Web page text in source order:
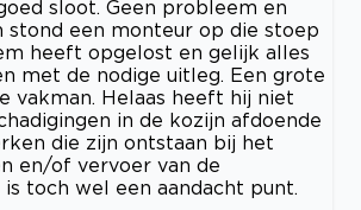
sloot. Geen probleem en
stond een monteur op die stoep
heeft opgelost en gelijk alles
met de nodige uitleg. Een grote
vakman. Helaas heeft hij niet
in de kozijn afdoende
die zijn ontstaan bij het
en/of vervoer van de
toch wel een aandacht punt.